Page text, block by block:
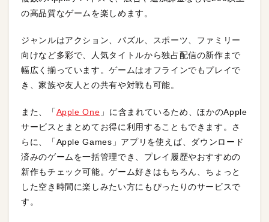
の高品質なゲームを楽しめます。
ジャンルはアクション、パズル、スポーツ、ファミリー
向けなど多彩で、人気タイトルから独占配信の新作まで
幅広く揃っています。ゲームはオフラインでもプレイで
き、家族や友人との共有や対戦も可能。
また、「Apple One 」に含まれているため、ほかのApple
サービスとまとめてお得に利用することもできます。さ
らに、「Apple Games」アプリを使えば、ダウンロード
済みのゲームを一括管理でき、プレイ履歴やおすすめの
新作もチェック可能。ゲーム好きはもちろん、ちょっと
した空き時間に楽しみたい方にもぴったりのサービスで
す。